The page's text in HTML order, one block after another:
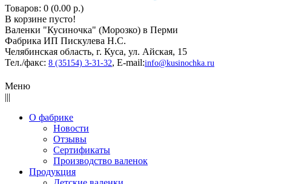
Товаров: 0 (0.00 р.)
В корзине пусто!
Валенки "Кусиночкa" (Морозко) в Перми
Фабрика ИП Пискулева Н.С.
Челябинская область, г. Куса, ул. Айская, 15
Тел./факс: 8 (35154) 3-31-32, E-mail:info@kusinochka.ru
Меню
|||
О фабрике
Новости
Отзывы
Сертификаты
Производство валенок
Продукция